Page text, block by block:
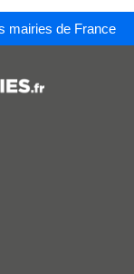
mairies de France